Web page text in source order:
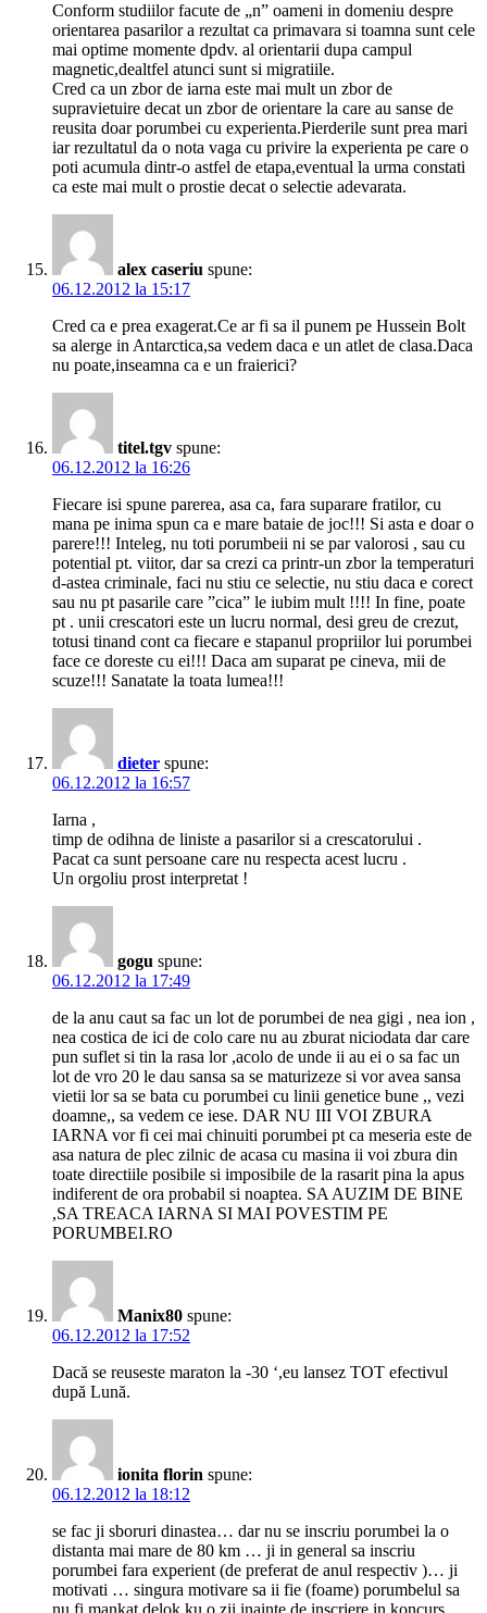
Conform studiilor facute de „n” oameni in domeniu despre
orientarea pasarilor a rezultat ca primavara si toamna sunt cele
mai optime momente dpdv. al orientarii dupa campul
magnetic,dealtfel atunci sunt si migratiile.
Cred ca un zbor de iarna este mai mult un zbor de
supravietuire decat un zbor de orientare la care au sanse de
reusita doar porumbei cu experienta.Pierderile sunt prea mari
iar rezultatul da o nota vaga cu privire la experienta pe care o
poti acumula dintr-o astfel de etapa,eventual la urma constati
ca este mai mult o prostie decat o selectie adevarata.
alex caseriu spune:
06.12.2012 la 15:17
Cred ca e prea exagerat.Ce ar fi sa il punem pe Hussein Bolt
sa alerge in Antarctica,sa vedem daca e un atlet de clasa.Daca
nu poate,inseamna ca e un fraierici?
titel.tgv spune:
06.12.2012 la 16:26
Fiecare isi spune parerea, asa ca, fara suparare fratilor, cu
mana pe inima spun ca e mare bataie de joc!!! Si asta e doar o
parere!!! Inteleg, nu toti porumbeii ni se par valorosi , sau cu
potential pt. viitor, dar sa crezi ca printr-un zbor la temperaturi
d-astea criminale, faci nu stiu ce selectie, nu stiu daca e corect
sau nu pt pasarile care ”cica” le iubim mult !!!! In fine, poate
pt . unii crescatori este un lucru normal, desi greu de crezut,
totusi tinand cont ca fiecare e stapanul propriilor lui porumbei
face ce doreste cu ei!!! Daca am suparat pe cineva, mii de
scuze!!! Sanatate la toata lumea!!!
dieter spune:
06.12.2012 la 16:57
Iarna ,
timp de odihna de liniste a pasarilor si a crescatorului .
Pacat ca sunt persoane care nu respecta acest lucru .
Un orgoliu prost interpretat !
gogu spune:
06.12.2012 la 17:49
de la anu caut sa fac un lot de porumbei de nea gigi , nea ion ,
nea costica de ici de colo care nu au zburat niciodata dar care
pun suflet si tin la rasa lor ,acolo de unde ii au ei o sa fac un
lot de vro 20 le dau sansa sa se maturizeze si vor avea sansa
vietii lor sa se bata cu porumbei cu linii genetice bune ,, vezi
doamne,, sa vedem ce iese. DAR NU III VOI ZBURA
IARNA vor fi cei mai chinuiti porumbei pt ca meseria este de
asa natura de plec zilnic de acasa cu masina ii voi zbura din
toate directiile posibile si imposibile de la rasarit pina la apus
indiferent de ora probabil si noaptea. SA AUZIM DE BINE
,SA TREACA IARNA SI MAI POVESTIM PE
PORUMBEI.RO
Manix80 spune:
06.12.2012 la 17:52
Dacă se reuseste maraton la -30 ‘,eu lansez TOT efectivul
după Lună.
ionita florin spune:
06.12.2012 la 18:12
se fac ji sboruri dinastea… dar nu se inscriu porumbei la o
distanta mai mare de 80 km … ji in general sa inscriu
porumbei fara experient (de preferat de anul respectiv )… ji
motivati … singura motivare sa ii fie (foame) porumbelul sa